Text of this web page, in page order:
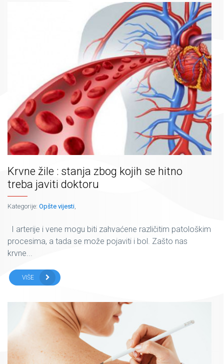
Krvne žile : stanja zbog kojih se hitno
treba javiti doktoru
Kategorije: Opšte vijesti,
I arterije i vene mogu biti zahvaćene različitim patološkim
procesima, a tada se može pojaviti i bol. Zašto nas
krvne...
VIŠE